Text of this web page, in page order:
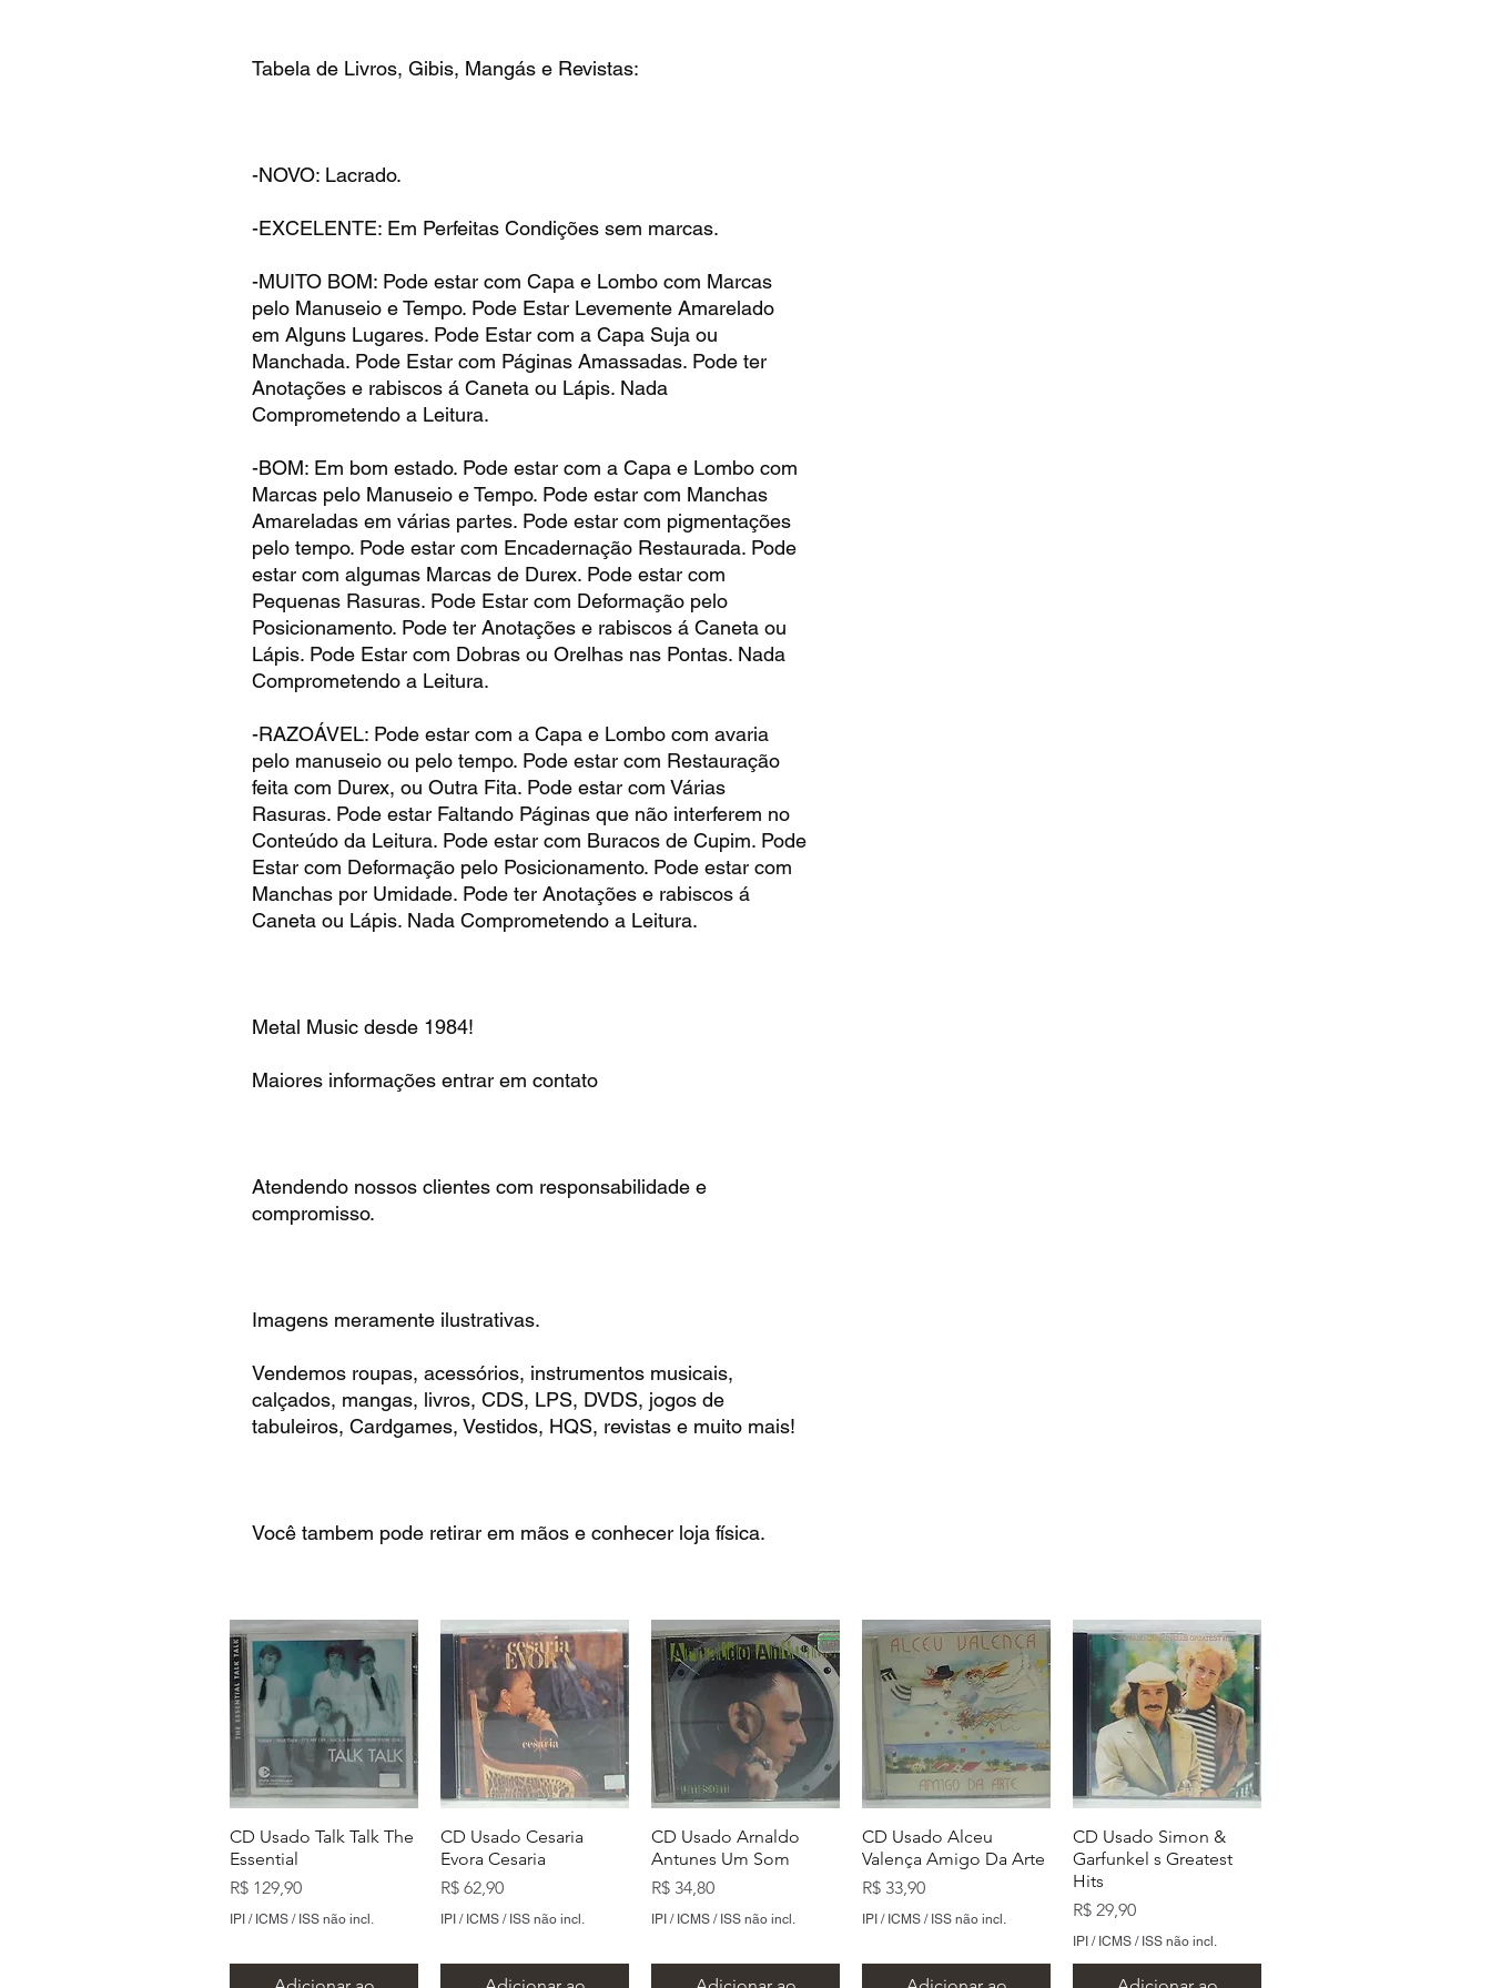
Tabela de Livros, Gibis, Mangás e Revistas:
-NOVO: Lacrado.
-EXCELENTE: Em Perfeitas Condições sem marcas.
-MUITO BOM: Pode estar com Capa e Lombo com Marcas
pelo Manuseio e Tempo. Pode Estar Levemente Amarelado
em Alguns Lugares. Pode Estar com a Capa Suja ou
Manchada. Pode Estar com Páginas Amassadas. Pode ter
Anotações e rabiscos á Caneta ou Lápis. Nada
Comprometendo a Leitura.
-BOM: Em bom estado. Pode estar com a Capa e Lombo com
Marcas pelo Manuseio e Tempo. Pode estar com Manchas
Amareladas em várias partes. Pode estar com pigmentações
pelo tempo. Pode estar com Encadernação Restaurada. Pode
estar com algumas Marcas de Durex. Pode estar com
Pequenas Rasuras. Pode Estar com Deformação pelo
Posicionamento. Pode ter Anotações e rabiscos á Caneta ou
Lápis. Pode Estar com Dobras ou Orelhas nas Pontas. Nada
Comprometendo a Leitura.
-RAZOÁVEL: Pode estar com a Capa e Lombo com avaria
pelo manuseio ou pelo tempo. Pode estar com Restauração
feita com Durex, ou Outra Fita. Pode estar com Várias
Rasuras. Pode estar Faltando Páginas que não interferem no
Conteúdo da Leitura. Pode estar com Buracos de Cupim. Pode
Estar com Deformação pelo Posicionamento. Pode estar com
Manchas por Umidade. Pode ter Anotações e rabiscos á
Caneta ou Lápis. Nada Comprometendo a Leitura.
Metal Music desde 1984!
Maiores informações entrar em contato
Atendendo nossos clientes com responsabilidade e
compromisso.
Imagens meramente ilustrativas.
Vendemos roupas, acessórios, instrumentos musicais,
calçados, mangas, livros, CDS, LPS, DVDS, jogos de
tabuleiros, Cardgames, Vestidos, HQS, revistas e muito mais!
Você tambem pode retirar em mãos e conhecer loja física.
CD Usado Talk Talk The
Essential
Preço
R$ 129,90
IPI / ICMS / ISS não incl.
CD Usado Cesaria
Evora Cesaria
Preço
R$ 62,90
IPI / ICMS / ISS não incl.
CD Usado Arnaldo
Antunes Um Som
Preço
R$ 34,80
IPI / ICMS / ISS não incl.
CD Usado Alceu
Valença Amigo Da Arte
Preço
R$ 33,90
IPI / ICMS / ISS não incl.
CD Usado Simon &
Garfunkel s Greatest
Hits
Preço
R$ 29,90
IPI / ICMS / ISS não incl.